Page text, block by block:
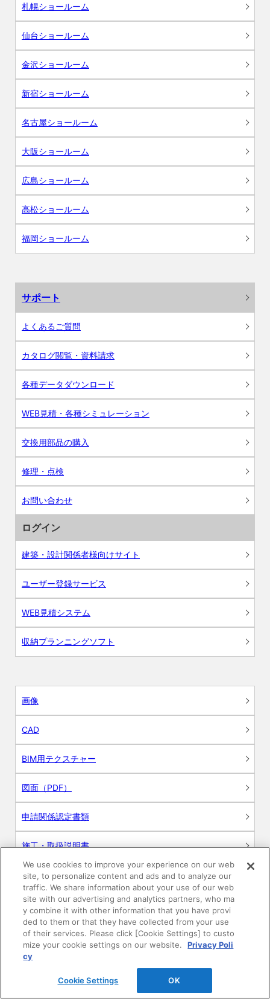
札幌ショールーム
仙台ショールーム
金沢ショールーム
新宿ショールーム
名古屋ショールーム
大阪ショールーム
広島ショールーム
高松ショールーム
福岡ショールーム
サポート
よくあるご質問
カタログ閲覧・資料請求
各種データダウンロード
WEB見積・各種シミュレーション
交換用部品の購入
修理・点検
お問い合わせ
ログイン
建築・設計関係者様向けサイト
ユーザー登録サービス
WEB見積システム
収納プランニングソフト
画像
CAD
BIM用テクスチャー
図面（PDF）
申請関係認定書類
施工・取扱説明書
動画
シミュレーションツール
24時間換気システム〈エアスマート〉
簡易設計見積ソフト
R&Dセンター環境測定・分析サービス
We use cookies to improve your experience on our web
site, to personalize content and ads and to analyze our
traffic. We share information about your use of our web
site with our advertising and analytics partners, who ma
y combine it with other information that you have provi
ded to them or that they have collected from your use
of their services. Please click [Cookie Settings] to custo
mize your cookie settings on our website.
Privacy Poli
cy
Cookie Settings OK